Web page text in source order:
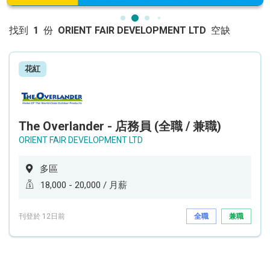
找到 1 份 ORIENT FAIR DEVELOPMENT LTD 空缺
花紅
The Overlander - 店務員 (全職 / 兼職)
ORIENT FAIR DEVELOPMENT LTD
多區
18,000 - 20,000 / 月薪
刊登於 12日前 全職 兼職